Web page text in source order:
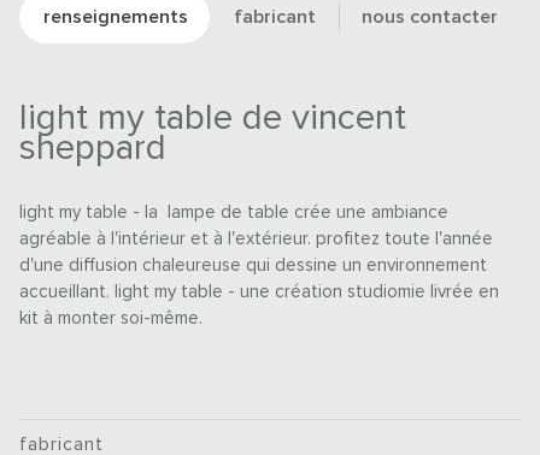
renseignements fabricant nous contacter
light my table de vincent
sheppard
light my table - la lampe de table crée une ambiance
agréable à l'intérieur et à l'extérieur. profitez toute l'année
d'une diffusion chaleureuse qui dessine un environnement
accueillant. light my table - une création studiomie livrée en
kit à monter soi-même.
fabricant